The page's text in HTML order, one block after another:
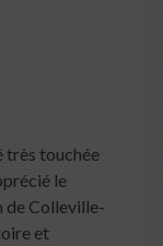
très touchée
le
de Colleville-
et